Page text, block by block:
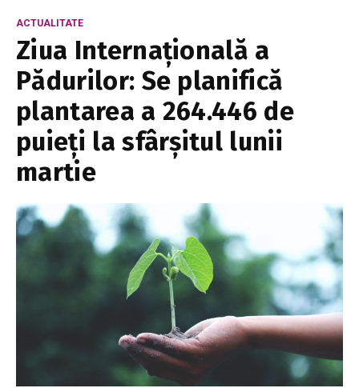
ACTUALITATE
Ziua Internațională a
Pădurilor: Se planifică
plantarea a 264.446 de
puieți la sfârșitul lunii
martie